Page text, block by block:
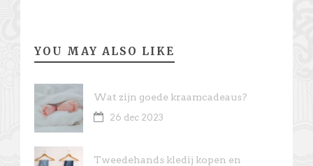
YOU MAY ALSO LIKE
Wat zijn goede kraamcadeaus?
26 dec 2023
Tweedehands kledij kopen en